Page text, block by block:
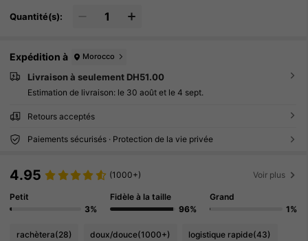
Quantité(s):
Expédition à Morocco
Livraison à seulement DH51.00
Estimation de livraison: le 30 août et le 4 sept.
Retours acceptés
Paiements sécurisés · Protection de la vie privée
4.95 (1000+) Voir plus
Petit
3%
Fidèle à la taille
96%
Grand
1%
rachètera(28) doux/douce(1000+) logistique rapide(43)